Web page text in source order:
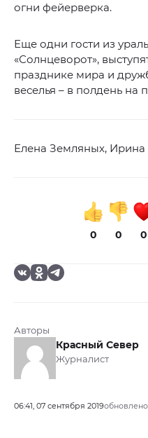
огни фейерверка.
Еще одни гости из
«Солнцеворот»,
празднике мира и
веселья – в полдень
Елена Земляных, Ирина
0 0 0
Авторы
Красный Север
Журналист
06:41, 07 сентября 2019